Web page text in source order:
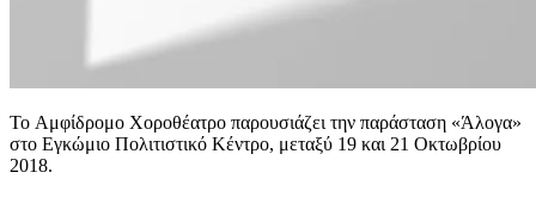
Το Αμφίδρομο Χοροθέατρο παρουσιάζει την παράσταση «Άλογα»
στο Εγκώμιο Πολιτιστικό Κέντρο, μεταξύ 19 και 21 Οκτωβρίου
2018.